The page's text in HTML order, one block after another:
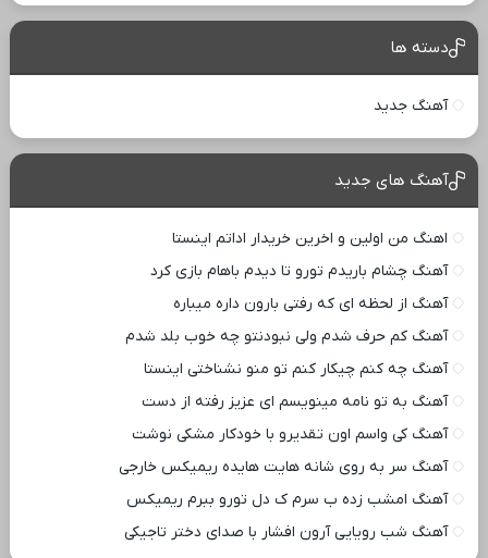
دسته ها
آهنگ جدید
آهنگ های جدید
اهنگ من اولین و اخرین خریدار اداتم اینستا
آهنگ چشام باریدم تورو تا دیدم باهام بازی کرد
آهنگ از لحظه ای که رفتی بارون داره میباره
آهنگ کم حرف شدم ولی نبودنتو چه خوب بلد شدم
آهنگ چه کنم چیکار کنم تو منو نشناختی اینستا
آهنگ به تو نامه مینویسم ای عزیز رفته از دست
آهنگ کی واسم اون تقدیرو با خودکار مشکی نوشت
آهنگ سر به روی شانه هایت هایده ریمیکس خارجی
آهنگ امشب زده ب سرم ک دل تورو ببرم ریمیکس
آهنگ شب رویایی آرون افشار با صدای دختر تاجیکی